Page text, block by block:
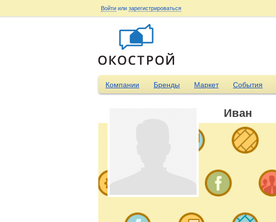
Войти или зарегистрироваться
Компании Бренды Маркет События
Иван